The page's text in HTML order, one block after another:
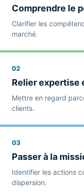
Comprendre le
Clarifier les
marché.
02
Relier expertise
Mettre en regard
clients.
03
Passer à la
Identifier les actions
dispersion.